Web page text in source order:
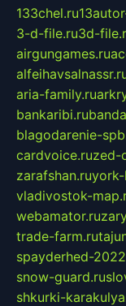
133chel.ru
3-d-file.ru3d-
airgungames.ru
aria-family.ru
bankaribi.ru
blagodarenie-
cardvoice.ruzed-
zarafshan.ru
vladivostok-
webamator.ru
trade-farm.ru
spayderhed-
snow-guard.ru
shkurki-